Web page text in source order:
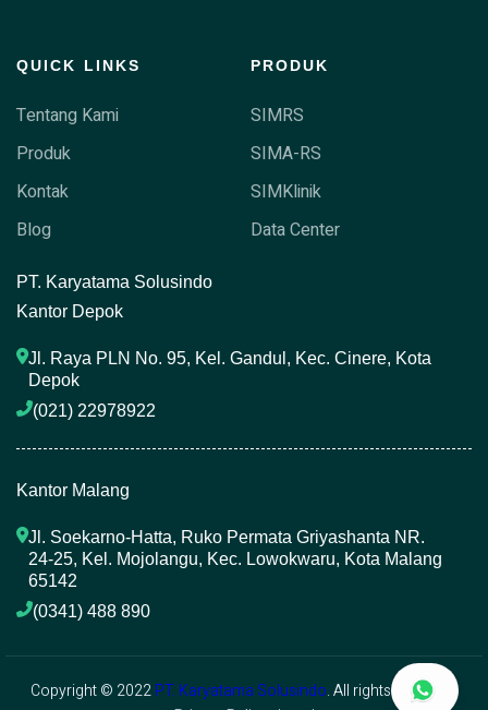
QUICK LINKS
Tentang Kami
Produk
Kontak
Blog
PRODUK
SIMRS
SIMA-RS
SIMKlinik
Data Center
PT. Karyatama Solusindo
Kantor Depok
Jl. Raya PLN No. 95, Kel. Gandul, Kec. Cinere, Kota
Depok
(021) 22978922
Kantor Malang
Jl. Soekarno-Hatta, Ruko Permata Griyashanta NR.
24-25, Kel. Mojolangu, Kec. Lowokwaru, Kota Malang
65142
(0341) 488 890
Copyright © 2022PT. Karyatama Solusindo. All rights reserved.